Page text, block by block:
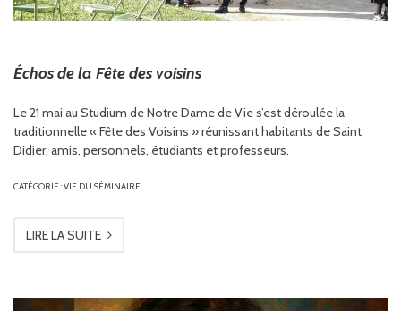
Échos de la Fête des voisins
Le 21 mai au Studium de Notre Dame de Vie s’est déroulée la
traditionnelle « Fête des Voisins » réunissant habitants de Saint
Didier, amis, personnels, étudiants et professeurs.
CATÉGORIE :VIE DU SÉMINAIRE
LIRE LA SUITE